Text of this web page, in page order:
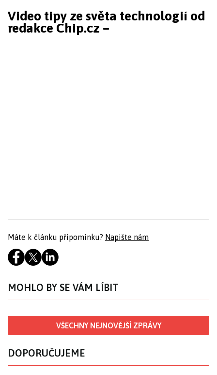
Video tipy ze světa technologií od
redakce Chip.cz –
Máte k článku připomínku? Napište nám
MOHLO BY SE VÁM LÍBIT
VŠECHNY NEJNOVĚJŠÍ ZPRÁVY
DOPORUČUJEME